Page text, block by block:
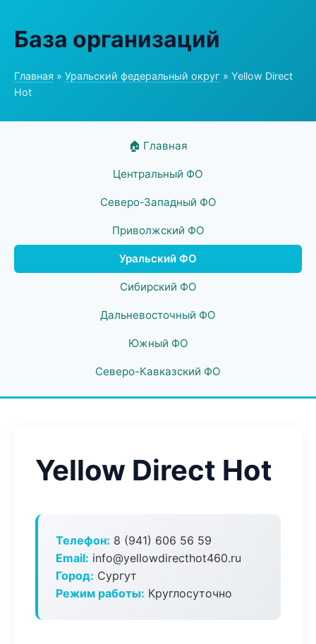
База организаций
Главная » Уральский федеральный округ » Yellow Direct
Hot
🏠 Главная
Центральный ФО
Северо-Западный ФО
Приволжский ФО
Уральский ФО
Сибирский ФО
Дальневосточный ФО
Южный ФО
Северо-Кавказский ФО
Yellow Direct Hot
Телефон: 8 (941) 606 56 59
Email: info@yellowdirecthot460.ru
Город: Сургут
Режим работы: Круглосуточно